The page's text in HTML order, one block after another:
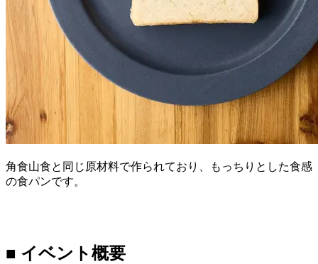
角食山食と同じ原材料で作られており、もっちりとした食感
の食パンです。
■ イベント概要